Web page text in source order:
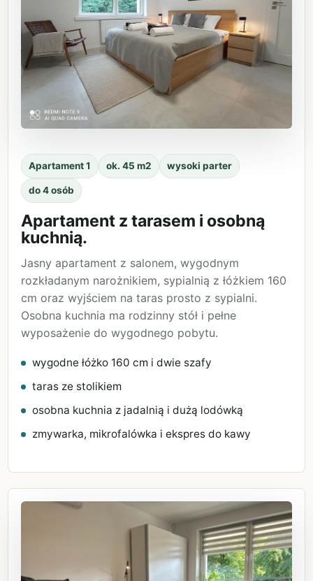
Apartament 1 ok. 45 m2 wysoki parter
do 4 osób
Apartament z tarasem i osobną
kuchnią.
Jasny apartament z salonem, wygodnym
rozkładanym narożnikiem, sypialnią z łóżkiem 160
cm oraz wyjściem na taras prosto z sypialni.
Osobna kuchnia ma rodzinny stół i pełne
wyposażenie do wygodnego pobytu.
wygodne łóżko 160 cm i dwie szafy
taras ze stolikiem
osobna kuchnia z jadalnią i dużą lodówką
zmywarka, mikrofalówka i ekspres do kawy